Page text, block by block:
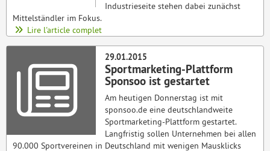
Industrieseite stehen dabei zunächst
Mittelständler im Fokus.
Lire l'article complet
29.01.2015
Sportmarketing-Plattform
Sponsoo ist gestartet
Am heutigen Donnerstag ist mit
sponsoo.de eine deutschlandweite
Sportmarketing-Plattform gestartet.
Langfristig sollen Unternehmen bei allen
90.000 Sportvereinen in Deutschland mit wenigen Mausklicks